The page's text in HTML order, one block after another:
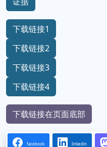
下载链接1
下载链接2
下载链接3
下载链接4
下载链接在页面底部
facebook linkedin